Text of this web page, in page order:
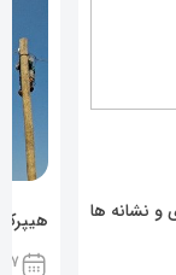
و نشانه ها
1167